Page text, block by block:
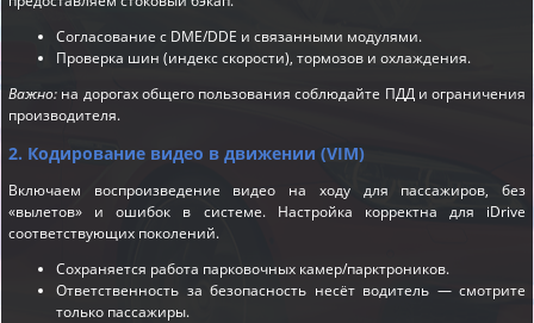
Согласование с DME/DDE и связанными модулями.
Проверка шин (индекс скорости), тормозов и охлаждения.
Важно: на дорогах общего пользования соблюдайте ПДД и ограничения
производителя.
2. Кодирование видео в движении (VIM)
Включаем воспроизведение видео на ходу для пассажиров, без
«вылетов» и ошибок в системе. Настройка корректна для iDrive
соответствующих поколений.
Сохраняется работа парковочных камер/парктроников.
Ответственность за безопасность несёт водитель — смотрите
только пассажиры.